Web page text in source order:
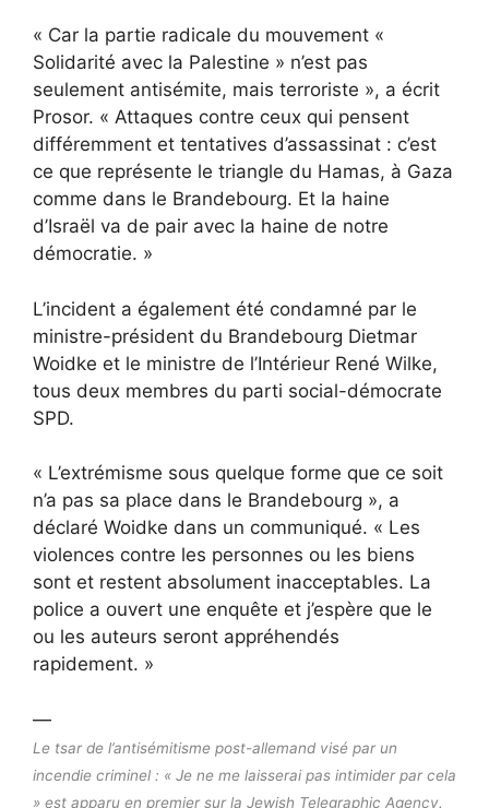
« Car la partie radicale du mouvement «
Solidarité avec la Palestine » n’est pas
seulement antisémite, mais terroriste », a écrit
Prosor. « Attaques contre ceux qui pensent
différemment et tentatives d’assassinat : c’est
ce que représente le triangle du Hamas, à Gaza
comme dans le Brandebourg. Et la haine
d’Israël va de pair avec la haine de notre
démocratie. »
L’incident a également été condamné par le
ministre-président du Brandebourg Dietmar
Woidke et le ministre de l’Intérieur René Wilke,
tous deux membres du parti social-démocrate
SPD.
« L’extrémisme sous quelque forme que ce soit
n’a pas sa place dans le Brandebourg », a
déclaré Woidke dans un communiqué. « Les
violences contre les personnes ou les biens
sont et restent absolument inacceptables. La
police a ouvert une enquête et j’espère que le
ou les auteurs seront appréhendés
rapidement. »
—
Le tsar de l’antisémitisme post-allemand visé par un
incendie criminel : « Je ne me laisserai pas intimider par cela
» est apparu en premier sur la Jewish Telegraphic Agency.